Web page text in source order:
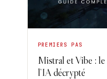
PREMIERS PAS
Mistral et Vibe : le
l’IA décrypté